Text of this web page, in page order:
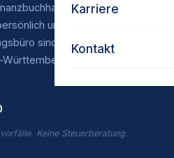
Karriere
Kontakt
und
und zu fairen Preisen.
sind wir für Unternehmen
Ihr verlässlicher
Keine Steuerberatung.